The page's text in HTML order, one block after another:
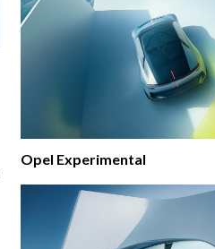
Opel Experimental